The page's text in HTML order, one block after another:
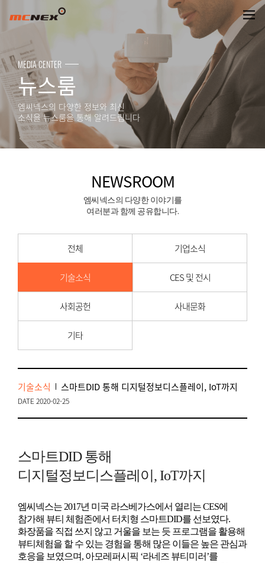
NEWSROOM
MEDIA CENTER
뉴스룸
엠씨넥스의 다양한 정보와 최신
소식을 뉴스룸을 통해 알려드립니다
NEWSROOM
엠씨넥스의 다양한 이야기를
여러분과 함께 공유합니다.
전체 기업소식
기술소식 CES 및 전시
사회공헌 사내문화
기타
기술소식 스마트DID 통해 디지털정보디스플레이, IoT까지
DATE 2020-02-25
스마트DID 통해
디지털정보디스플레이, IoT까지
엠씨넥스는 2017년 미국 라스베가스에서 열리는 CES에
참가해 뷰티 체험존에서 터치형 스마트DID를 선보였다.
화장품을 직접 쓰지 않고 거울을 보는 듯 프로그램을 활용해
뷰티체험을 할 수 있는 경험을 통해 많은 이들은 높은 관심과
호응을 보였으며, 아모레퍼시픽 ‘라네즈 뷰티미러’를